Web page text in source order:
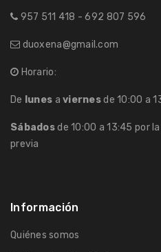
957 511 418 - 692 807 596
duoxena@gmail.com
Horario:
De lunes aviernesde 10:00 a
Sábadosde 10:00 a 13:45 por
previa
Información
Quiénes somos